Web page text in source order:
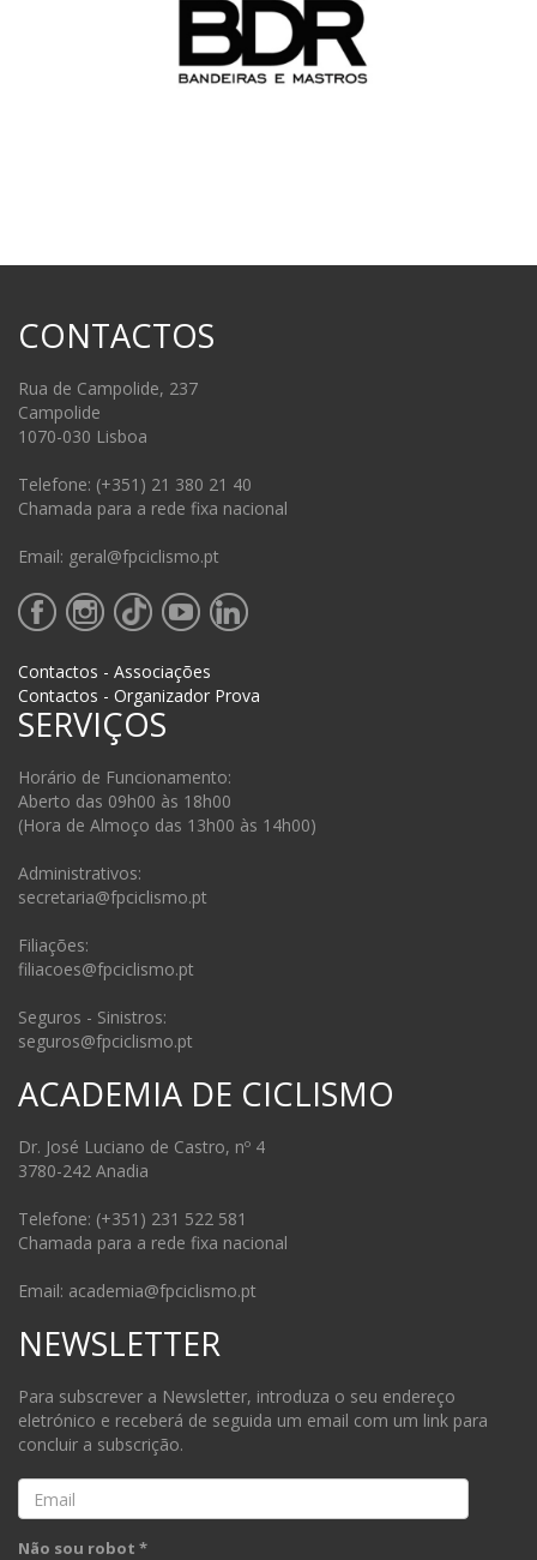
CONTACTOS
Rua de Campolide, 237
Campolide
1070-030 Lisboa
Telefone: (+351) 21 380 21 40
Chamada para a rede fixa nacional
Email: geral@fpciclismo.pt
Contactos - Associações
Contactos - Organizador Prova
SERVIÇOS
Horário de Funcionamento:
Aberto das 09h00 às 18h00
(Hora de Almoço das 13h00 às 14h00)
Administrativos:
secretaria@fpciclismo.pt
Filiações:
filiacoes@fpciclismo.pt
Seguros - Sinistros:
seguros@fpciclismo.pt
ACADEMIA DE CICLISMO
Dr. José Luciano de Castro, nº 4
3780-242 Anadia
Telefone: (+351) 231 522 581
Chamada para a rede fixa nacional
Email: academia@fpciclismo.pt
NEWSLETTER
Para subscrever a Newsletter, introduza o seu endereço
eletrónico e receberá de seguida um email com um link para
concluir a subscrição.
Email
Não sou robot *